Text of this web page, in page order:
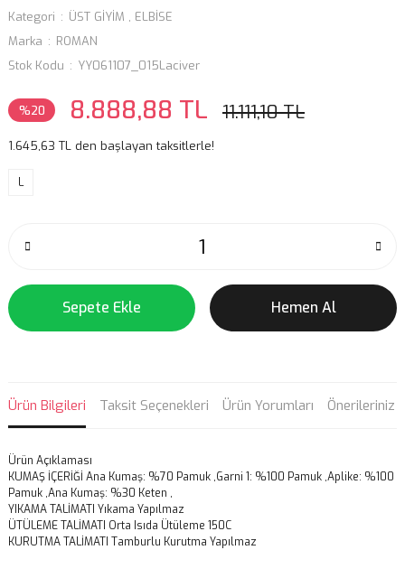
Kategori ÜST GİYİM , ELBİSE
Marka
ROMAN
Stok Kodu
YY061107_015Laciver
%20 8.888,88 TL 11.111,10 TL
1.645,63 TL den başlayan taksitlerle!
L
Sepete Ekle Hemen Al
Ürün Bilgileri Taksit Seçenekleri Ürün Yorumları Önerileriniz
Ürün Açıklaması
KUMAŞ İÇERİĞİ Ana Kumaş: %70 Pamuk ,Garni 1: %100 Pamuk ,Aplike: %100
Pamuk ,Ana Kumaş: %30 Keten ,
YIKAMA TALİMATI Yıkama Yapılmaz
ÜTÜLEME TALİMATI Orta Isıda Ütüleme 150C
KURUTMA TALİMATI Tamburlu Kurutma Yapılmaz